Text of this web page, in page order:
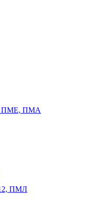
ПМЕ, ПМА
ПМЛ